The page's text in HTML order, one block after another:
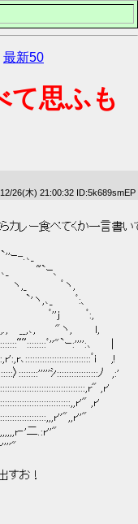
最新50
て思ふも
26(木) 21:00:32 ID:5k689smEP
食べてくか一言書い
-.､_
　~`ｰ、
,_ 　　 　 ﾞヽ,
　`'ヽ,､_ 　　 ﾞ:、
　　　　ﾞ''j 　 　 ﾞ:,
　 __,､,　　 "ヽ,　 　 l,
ﾞ''"`ｰ:'''':､　 　|
､:::::::::::::::::::::::::::ﾞi 　 ,!
〉::::::::'''''ｼ:::::::::::::::::ﾉ　,:'
,r'
,r'
二.:r''"
すお！